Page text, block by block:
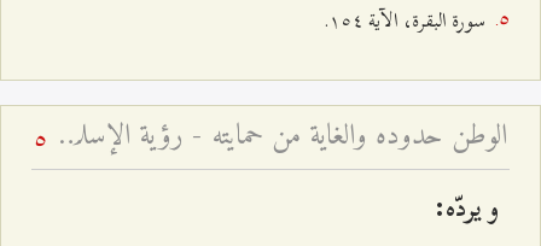
سورة البقرة، الآية ۱٥٤.
الوطن حدوده والغاية من حمايته - رؤية الإسلام حول القوميّة والوطنيّة 5
و يردّه: